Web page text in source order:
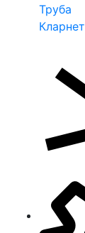
Труба
Кларнет